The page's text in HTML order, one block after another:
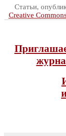
Статьи,
Creative